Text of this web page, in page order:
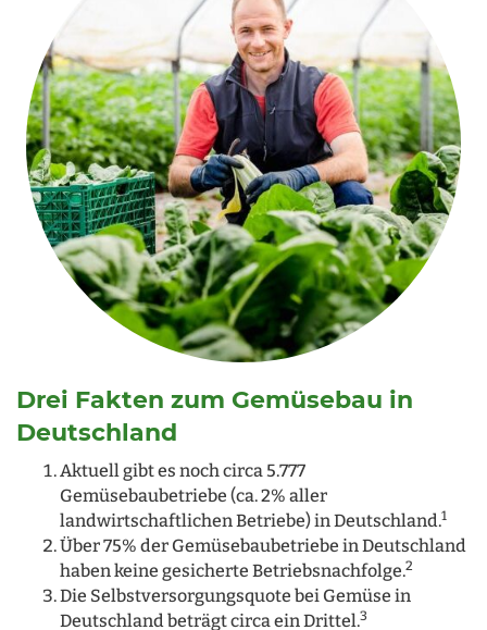
Drei Fakten zum Gemüsebau in
Deutschland
Aktuell gibt es noch circa 5.777
Gemüsebaubetriebe (ca. 2% aller
landwirtschaftlichen Betriebe) in Deutschland.1
Über 75% der Gemüsebaubetriebe in Deutschland
haben keine gesicherte Betriebsnachfolge.2
Die Selbstversorgungsquote bei Gemüse in
Deutschland beträgt circa ein Drittel.3